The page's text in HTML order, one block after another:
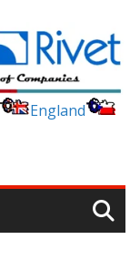
England